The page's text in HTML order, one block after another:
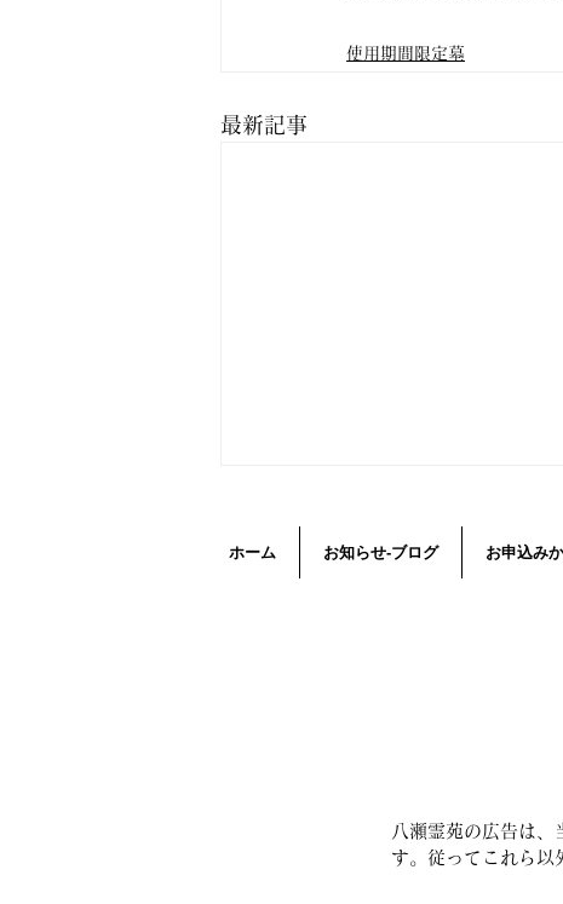
使用期間限定墓
最新記事
ホーム お知らせ-ブログ お申込み
八瀬霊苑の広告は、
す。従ってこれら以